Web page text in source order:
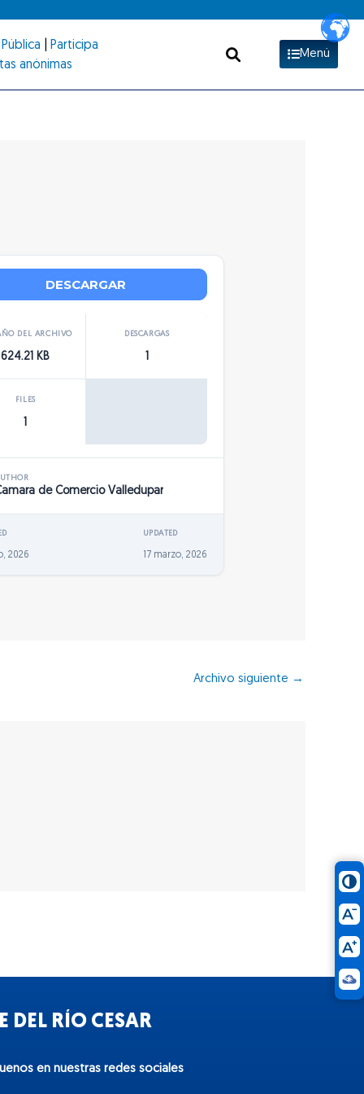
Participa
anónimas
Menú
DESCARGAR
DEL ARCHIVO
624.21 KB
DESCARGAS
1
FILES
1
de Comercio Valledupar
2026
UPDATED
17 marzo, 2026
Archivo siguiente →
DEL RÍO CESAR
en nuestras redes sociales